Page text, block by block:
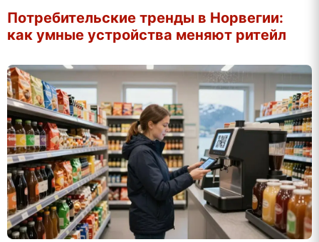
Потребительские тренды в Норвегии:
как умные устройства меняют ритейл